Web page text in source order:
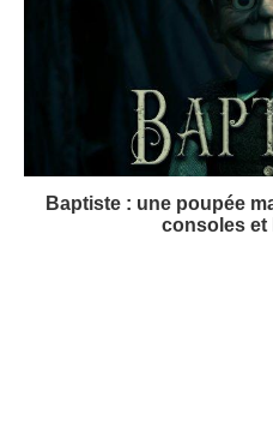
Baptiste : une poupée
consoles et